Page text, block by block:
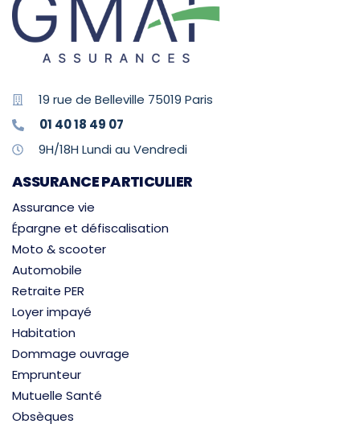
19 rue de Belleville 75019 Paris
01 40 18 49 07
9H/18H Lundi au Vendredi
ASSURANCE PARTICULIER
Assurance vie
Épargne et défiscalisation
Moto & scooter
Automobile
Retraite PER
Loyer impayé
Habitation
Dommage ouvrage
Emprunteur
Mutuelle Santé
Obsèques